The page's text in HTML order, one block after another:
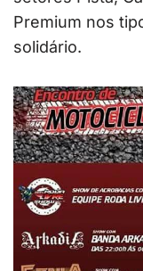
Premium nos
solidário.